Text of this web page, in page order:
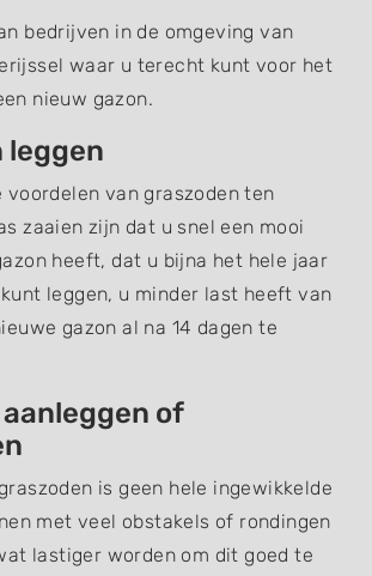
bedrijven in de omgeving van
waar u terecht kunt voor het
nieuw gazon.
leggen
voordelen van graszoden ten
zaaien zijn dat u snel een mooi
heeft, dat u bijna het hele jaar
leggen, u minder last heeft van
gazon al na 14 dagen te
of
is geen hele ingewikkelde
met veel obstakels of rondingen
lastiger worden om dit goed te